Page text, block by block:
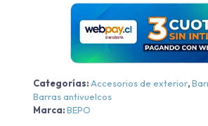
Categorías:Accesorios de exterior,
Barras antivuelcos
Marca:BEPO